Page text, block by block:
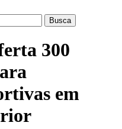
Busca
300
em